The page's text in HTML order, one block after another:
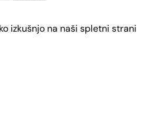
izkušnjo na naši spletni strani